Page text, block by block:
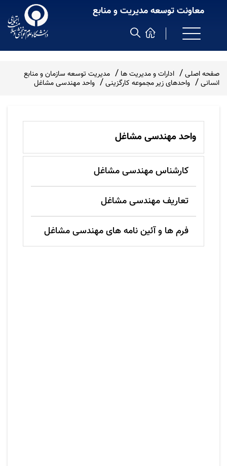
معاونت توسعه مدیریت و منابع
صفحه اصلی ادارات و مدیریت ها
مدیریت توسعه سازمان و منابع
انسانی
واحدهای زیر مجموعه کارگزینی واحد مهندسی مشاغل
واحد مهندسی مشاغل
کارشناس مهندسی مشاغل
تعاریف مهندسی مشاغل
فرم ها و آئین نامه های مهندسی مشاغل